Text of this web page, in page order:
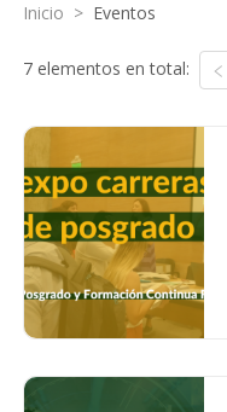
Inicio > Eventos
7 elementos en total: